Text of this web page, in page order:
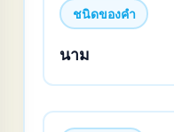
ชนิดของคำ
นาม